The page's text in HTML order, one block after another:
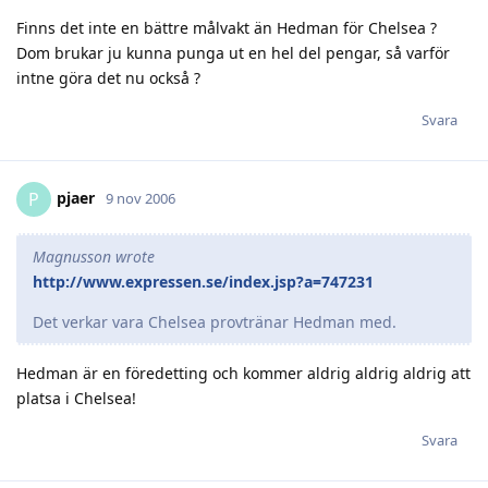
Finns det inte en bättre målvakt än Hedman för Chelsea ?
Dom brukar ju kunna punga ut en hel del pengar, så varför
intne göra det nu också ?
Svara
P pjaer 9 nov 2006
Magnusson wrote
http://www.expressen.se/index.jsp?a=747231
Det verkar vara Chelsea provtränar Hedman med.
Hedman är en föredetting och kommer aldrig aldrig aldrig att
platsa i Chelsea!
Svara